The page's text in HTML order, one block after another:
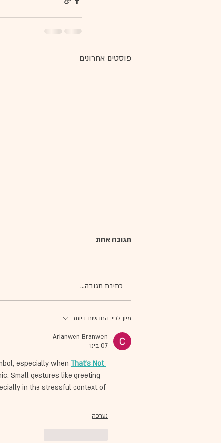
פוסטים אחרונים
טיפול באמנות עם ילדים מהרשות
הפלסטינית
תגובה אחת
כתיבת תגובה...
מיון לפי: החדשות ביותר
Arianwen Branwen
07 בינו׳
especially when That's Not
Small gestures like greeting
in the stressful context of
נערכה